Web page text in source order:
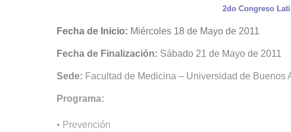
2do Congreso
Fecha de Inicio: Miércoles 18 de Mayo de 2011
Fecha de Finalización: Sábado 21 de Mayo de 2011
Sede: Facultad de Medicina – Universidad de Buenos
Programa:
• Prevención